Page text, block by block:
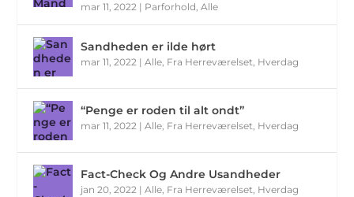
mar 11, 2022 | Parforhold,Alle
Sandheden er ilde hørt
mar 11, 2022 |Alle, Fra Herreværelset, Hverdag
“Penge er roden til alt ondt”
mar 11, 2022 |Alle, Fra Herreværelset, Hverdag
Fact-Check Og Andre Usandheder
jan 20, 2022 |Alle, Fra Herreværelset, Hverdag